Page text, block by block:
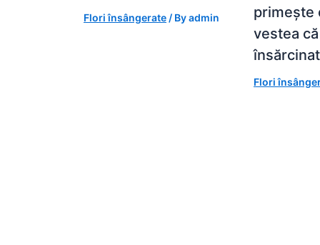
Flori însângerate / Byadmin
primește
vestea
Flori